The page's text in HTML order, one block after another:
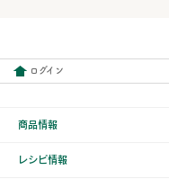
ログイン
商品情報
レシピ情報